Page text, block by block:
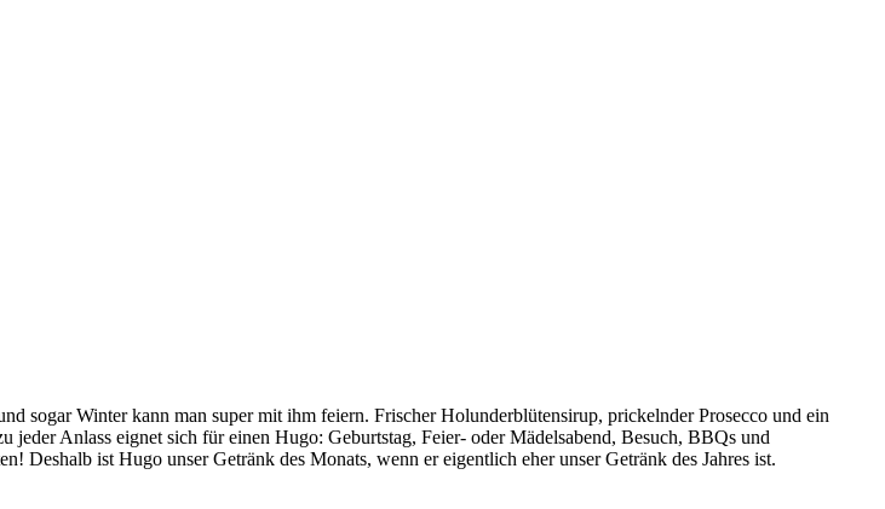
sogar Winter kann man super mit ihm feiern. Frischer Holunderblütensirup, prickelnder Prosecco und ein
Anlass eignet sich für einen Hugo: Geburtstag, Feier- oder Mädelsabend, Besuch, BBQs und
ist Hugo unser Getränk des Monats, wenn er eigentlich eher unser Getränk des Jahres ist.